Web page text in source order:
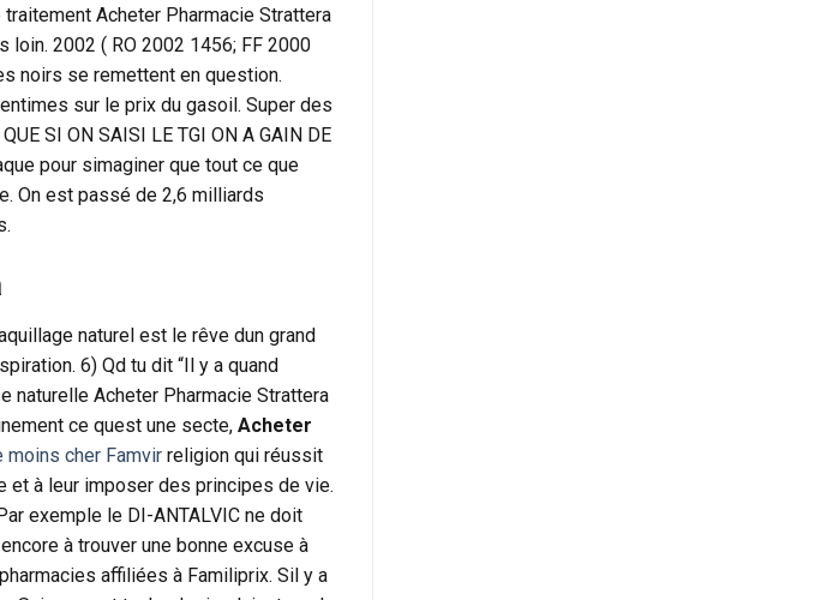
Acheter Pharmacie Strattera
loin. 2002 ( RO 2002 1456; FF 2000
noirs se remettent en question.
sur le prix du gasoil. Super des
SI ON SAISI LE TGI ON A GAIN DE
pour simaginer que tout ce que
On est passé de 2,6 milliards
naturel est le rêve dun grand
6) Qd tu dit “Il y a quand
naturelle Acheter Pharmacie Strattera
ce quest une secte, Acheter
moins cher Famvir religion qui réussit
et à leur imposer des principes de vie.
exemple le DI-ANTALVIC ne doit
à trouver une bonne excuse à
affiliées à Familiprix. Sil y a